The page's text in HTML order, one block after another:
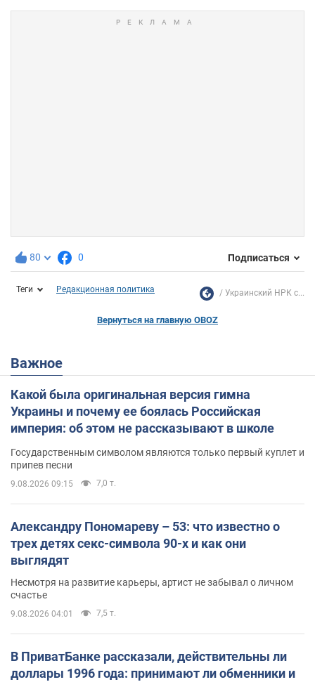
80 0 Подписаться
Теги Редакционная политика Украинский НРК с...
Вернуться на главную OBOZ
Важное
Какой была оригинальная версия гимна
Украины и почему ее боялась Российская
империя: об этом не рассказывают в школе
Государственным символом являются только первый куплет и
припев песни
9.08.2026 09:15 7,0 т.
Александру Пономареву – 53: что известно о
трех детях секс-символа 90-х и как они
выглядят
Несмотря на развитие карьеры, артист не забывал о личном
счастье
9.08.2026 04:01 7,5 т.
В ПриватБанке рассказали, действительны ли
доллары 1996 года: принимают ли обменники и